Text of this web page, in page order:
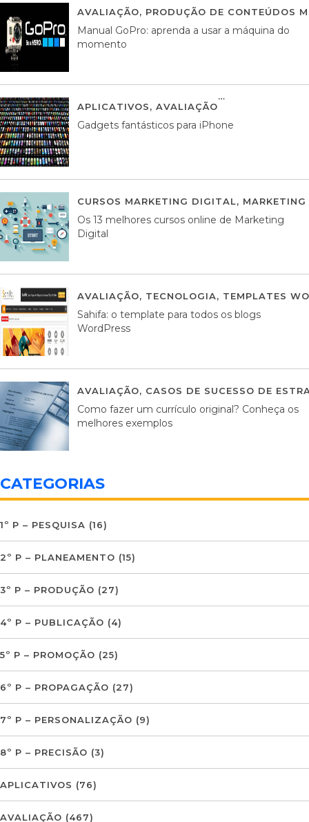
AVALIAÇÃO, PRODUÇÃO DE CONTEÚDOS
Manual GoPro: aprenda a usar a máquina do
momento
APLICATIVOS, AVALIAÇÃO
Gadgets fantásticos para iPhone
CURSOS MARKETING DIGITAL,
Os 13 melhores cursos online de Marketing
Digital
AVALIAÇÃO, TECNOLOGIA, TEMPLATES
Sahifa: o template para todos os blogs
WordPress
AVALIAÇÃO, CASOS DE SUCESSO DE
Como fazer um currículo original? Conheça os
melhores exemplos
CATEGORIAS
1º P – PESQUISA (16)
2º P – PLANEAMENTO (15)
3º P – PRODUÇÃO (27)
4º P – PUBLICAÇÃO (4)
5º P – PROMOÇÃO (25)
6º P – PROPAGAÇÃO (27)
7º P – PERSONALIZAÇÃO (9)
8º P – PRECISÃO (3)
APLICATIVOS (76)
AVALIAÇÃO (467)